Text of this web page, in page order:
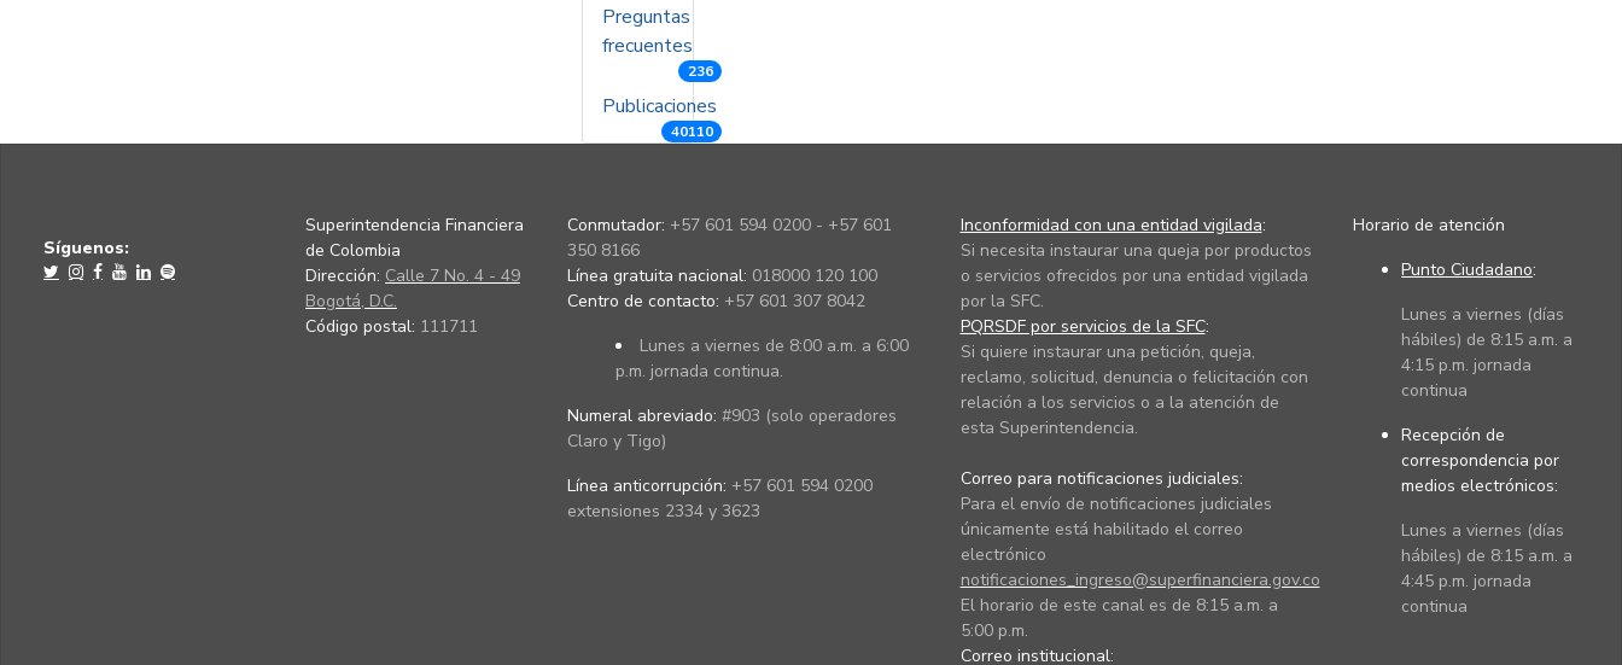
Preguntas
frecuentes
236
Publicaciones
40110
Síguenos:
Superintendencia Financiera
de Colombia
Dirección: Calle 7 No. 4 - 49
Bogotá, D.C.
Código postal: 111711
Conmutador: +57 601 594 0200 - +57 601
350 8166
Línea gratuita nacional: 018000 120 100
Centro de contacto: +57 601 307 8042
Lunes a viernes de 8:00 a.m. a 6:00
p.m. jornada continua.
Numeral abreviado: #903 (solo operadores
Claro y Tigo)
Línea anticorrupción: +57 601 594 0200
extensiones 2334 y 3623
Inconformidad con una entidad vigilada:
Si necesita instaurar una queja por productos
o servicios ofrecidos por una entidad vigilada
por la SFC.
PQRSDF por servicios de la SFC:
Si quiere instaurar una petición, queja,
reclamo, solicitud, denuncia o felicitación con
relación a los servicios o a la atención de
esta Superintendencia.
Correo para notificaciones judiciales:
Para el envío de notificaciones judiciales
únicamente está habilitado el correo
electrónico
notificaciones_ingreso@superfinanciera.gov.co
El horario de este canal es de 8:15 a.m. a
5:00 p.m.
Correo institucional:
Horario de atención
Punto Ciudadano:
Lunes a viernes (días
hábiles) de 8:15 a.m. a
4:15 p.m. jornada
continua
Recepción de
correspondencia por
medios electrónicos:
Lunes a viernes (días
hábiles) de 8:15 a.m. a
4:45 p.m. jornada
continua